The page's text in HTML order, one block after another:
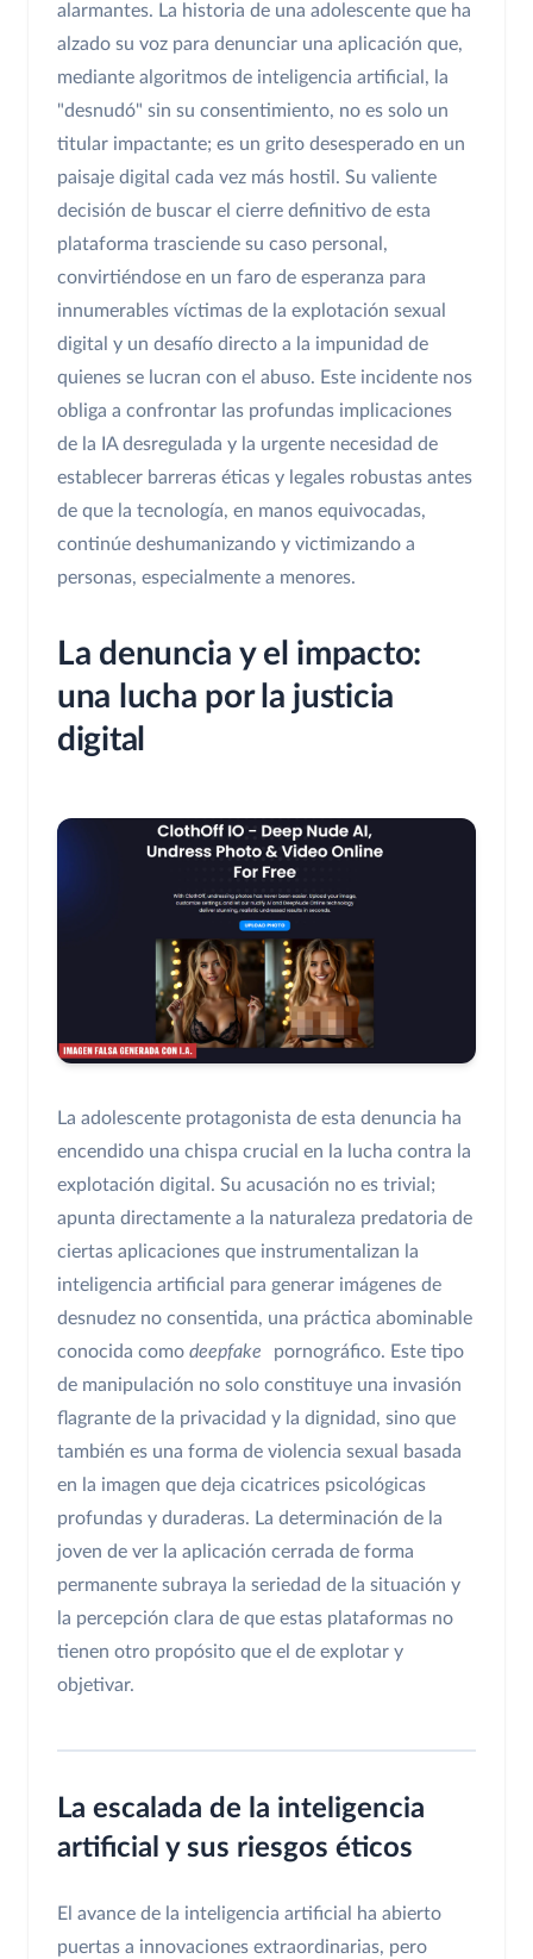
alarmantes. La historia de una adolescente que ha
alzado su voz para denunciar una aplicación que,
mediante algoritmos de inteligencia artificial, la
"desnudó" sin su consentimiento, no es solo un
titular impactante; es un grito desesperado en un
paisaje digital cada vez más hostil. Su valiente
decisión de buscar el cierre definitivo de esta
plataforma trasciende su caso personal,
convirtiéndose en un faro de esperanza para
innumerables víctimas de la explotación sexual
digital y un desafío directo a la impunidad de
quienes se lucran con el abuso. Este incidente nos
obliga a confrontar las profundas implicaciones
de la IA desregulada y la urgente necesidad de
establecer barreras éticas y legales robustas antes
de que la tecnología, en manos equivocadas,
continúe deshumanizando y victimizando a
personas, especialmente a menores.
La denuncia y el impacto:
una lucha por la justicia
digital
La adolescente protagonista de esta denuncia ha
encendido una chispa crucial en la lucha contra la
explotación digital. Su acusación no es trivial;
apunta directamente a la naturaleza predatoria de
ciertas aplicaciones que instrumentalizan la
inteligencia artificial para generar imágenes de
desnudez no consentida, una práctica abominable
conocida como deepfake
pornográfico. Este tipo
de manipulación no solo constituye una invasión
flagrante de la privacidad y la dignidad, sino que
también es una forma de violencia sexual basada
en la imagen que deja cicatrices psicológicas
profundas y duraderas. La determinación de la
joven de ver la aplicación cerrada de forma
permanente subraya la seriedad de la situación y
la percepción clara de que estas plataformas no
tienen otro propósito que el de explotar y
objetivar.
La escalada de la inteligencia
artificial y sus riesgos éticos
El avance de la inteligencia artificial ha abierto
puertas a innovaciones extraordinarias, pero